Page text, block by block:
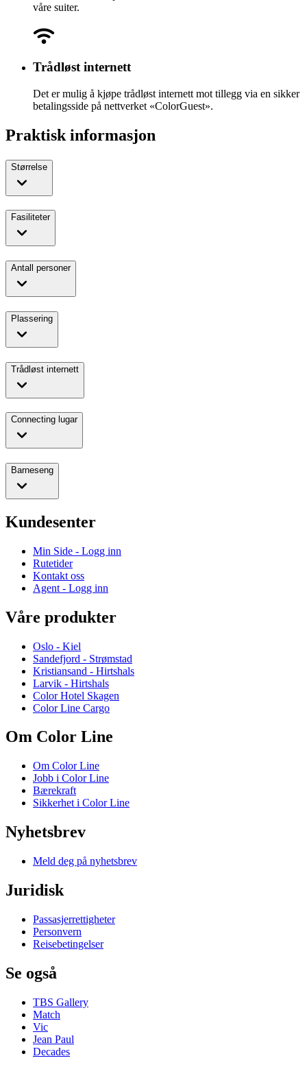
våre suiter.
Trådløst internett
Det er mulig å kjøpe trådløst internett mot tillegg via en sikker
betalingsside på nettverket «ColorGuest».
Praktisk informasjon
Størrelse
Fasiliteter
Antall personer
Plassering
Trådløst internett
Connecting lugar
Barneseng
Kundesenter
Min Side - Logg inn
Rutetider
Kontakt oss
Agent - Logg inn
Våre produkter
Oslo - Kiel
Sandefjord - Strømstad
Kristiansand - Hirtshals
Larvik - Hirtshals
Color Hotel Skagen
Color Line Cargo
Om Color Line
Om Color Line
Jobb i Color Line
Bærekraft
Sikkerhet i Color Line
Nyhetsbrev
Meld deg på nyhetsbrev
Juridisk
Passasjerrettigheter
Personvern
Reisebetingelser
Se også
TBS Gallery
Match
Vic
Jean Paul
Decades